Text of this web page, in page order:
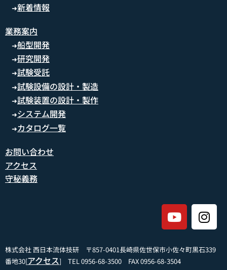
➜新着情報
業務案内
➜船型開発
➜研究開発
➜試験受託
➜試験設備の設計・製造
➜試験装置の設計・製作
➜システム開発
➜カタログ一覧
お問い合わせ
アクセス
守秘義務
株式会社 西日本流体技研 〒857-0401長崎県佐世保市小佐々町黒石339
番地30[アクセス] TEL 0956-68-3500 FAX 0956-68-3504